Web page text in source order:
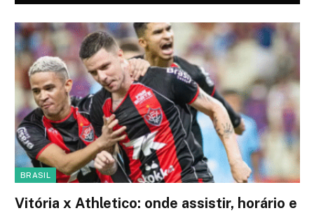
BRASIL
Vitória x Athletico: onde assistir, horário e